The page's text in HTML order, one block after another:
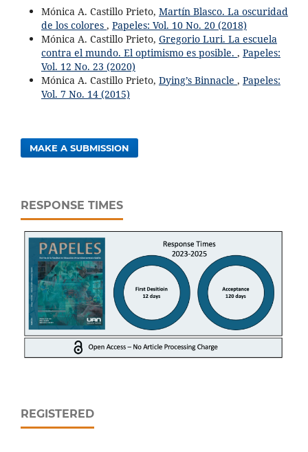
Mónica A. Castillo Prieto, Martín Blasco. La oscuridad
de los colores , Papeles: Vol. 10 No. 20 (2018)
Mónica A. Castillo Prieto, Gregorio Luri. La escuela
contra el mundo. El optimismo es posible. , Papeles:
Vol. 12 No. 23 (2020)
Mónica A. Castillo Prieto, Dying’s Binnacle , Papeles:
Vol. 7 No. 14 (2015)
MAKE A SUBMISSION
RESPONSE TIMES
REGISTERED